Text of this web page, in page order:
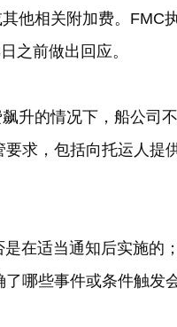
他相关附加费。 FMC
日之前做出回应。
升的情况下，船公司
要求，包括向托运人提
在适当通知后实施的
哪些事件或条件触发